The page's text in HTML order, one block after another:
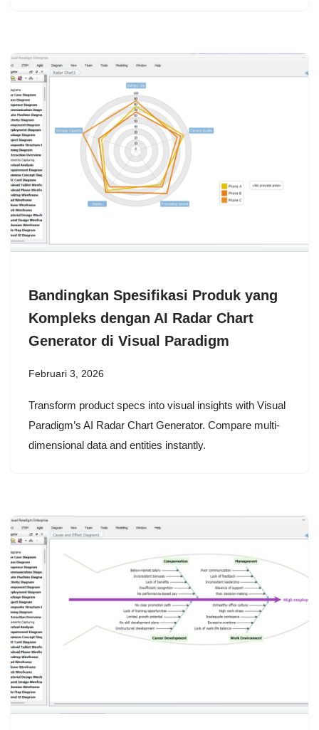
Bandingkan Spesifikasi Produk yang
Kompleks dengan AI Radar Chart
Generator di Visual Paradigm
Februari 3, 2026
Transform product specs into visual insights with Visual
Paradigm’s AI Radar Chart Generator. Compare multi-
dimensional data and entities instantly.